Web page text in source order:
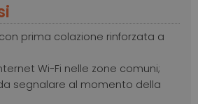
prima colazione rinforzata a
Wi-Fi nelle zone comuni;
segnalare al momento della